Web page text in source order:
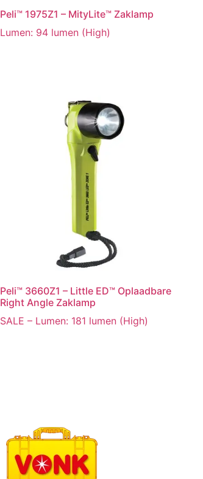
Peli™ 1975Z1 – MityLite™ Zaklamp
Lumen: 94 lumen (High)
Peli™ 3660Z1 – Little ED™ Oplaadbare
Right Angle Zaklamp
SALE – Lumen: 181 lumen (High)